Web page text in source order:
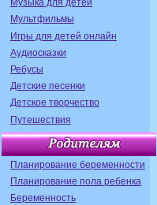
Музыка для детей
Мультфильмы
Игры для детей онлайн
Аудиосказки
Ребусы
Детские песенки
Детское творчество
Путешествия
Планирование беременности
Планирование пола ребенка
Беременность